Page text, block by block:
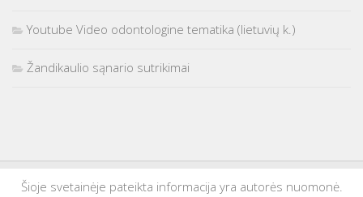
Youtube Video odontologine tematika (lietuvių k.)
Žandikaulio sąnario sutrikimai
Šioje svetainėje pateikta informacija yra autorės nuomonė.